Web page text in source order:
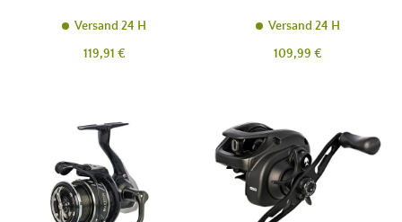
Versand 24 H
Preis
119,91 €
Versand 24 H
Preis
109,99 €